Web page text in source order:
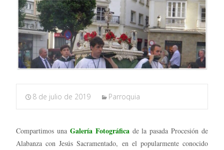
8 de julio de 2019 Parroquia
Compartimos una Galería Fotográficade la pasada Procesión de
Alabanza con Jesús Sacramentado, en el popularmente conocido